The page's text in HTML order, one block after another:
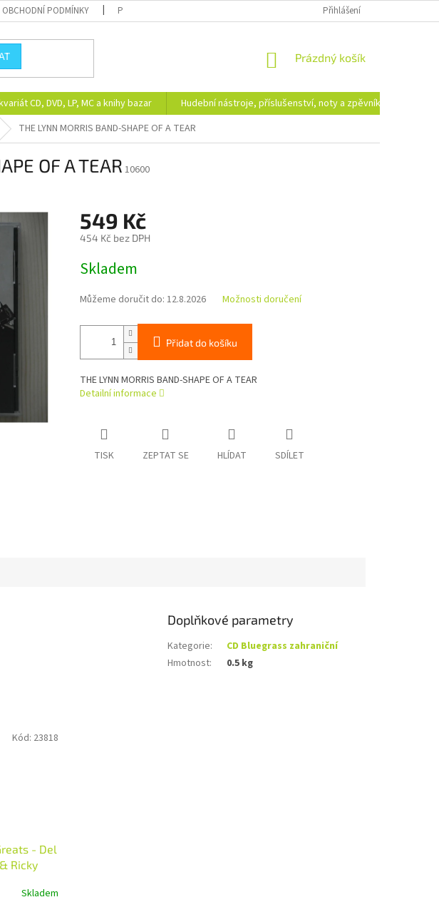
OBCHODNÍ PODMÍNKY PODMÍNKY OCHRANY OSOBNÍCH ÚDAJŮ DOPRAVA A PLATBA
Přihlášení
NÁKUPNÍ
Prázdný košík
CD, DVD, LP, MC a knihy bazar Hudební nástroje, příslušenství, noty a zpěvníky
THE LYNN MORRIS BAND-SHAPE OF A TEAR
OF A TEAR 10600
549 Kč
454 Kč bez DPH
cena:
Skladem
Můžeme doručit do: 12.8.2026 Možnosti doručení
Přidat do košíku
THE LYNN MORRIS BAND-SHAPE OF A TEAR
Detailní informace
TISK ZEPTAT SE HLÍDAT SDÍLET
Doplňkové parametry
Kategorie:
CD Bluegrass zahraniční
Hmotnost: 0.5 kg
- Del
Ricky
Skladem
Kód: 23818